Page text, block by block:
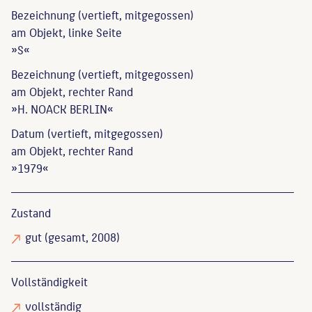
Bezeichnung (vertieft, mitgegossen)
am Objekt, linke Seite
»S«
Bezeichnung (vertieft, mitgegossen)
am Objekt, rechter Rand
»H. NOACK BERLIN«
Datum (vertieft, mitgegossen)
am Objekt, rechter Rand
»1979«
Zustand
gut(gesamt, 2008)
Vollständigkeit
vollständig